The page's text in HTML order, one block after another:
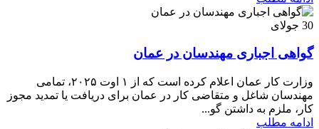
30 جولای
گواهی اجباری مهندسان در عمان
وزارت کار عمان اعلام کرده است که از ۱ اوت ۲۰۲۵، تمامی
مهندسان شاغل و متقاضی کار در عمان برای دریافت یا تمدید مجوز
کار، ملزم به داشتن گو...
ادامه مطلب